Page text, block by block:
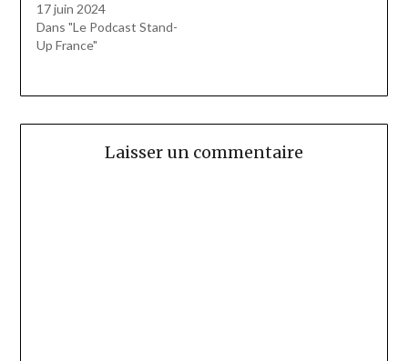
17 juin 2024
Dans "Le Podcast Stand-
Up France"
Laisser un commentaire